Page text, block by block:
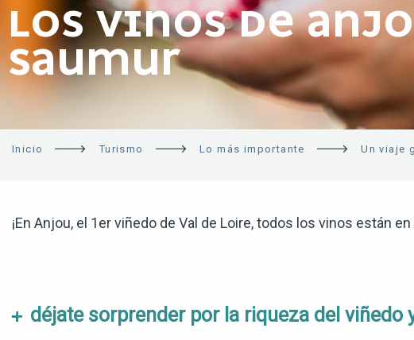
LOS VINOS DE
SAUMUR
Inicio Turismo Lo más importante Un viaje
¡En Anjou, el 1er viñedo de Val de Loire, todos los vinos están
déjate sorprender por la riqueza del viñedo